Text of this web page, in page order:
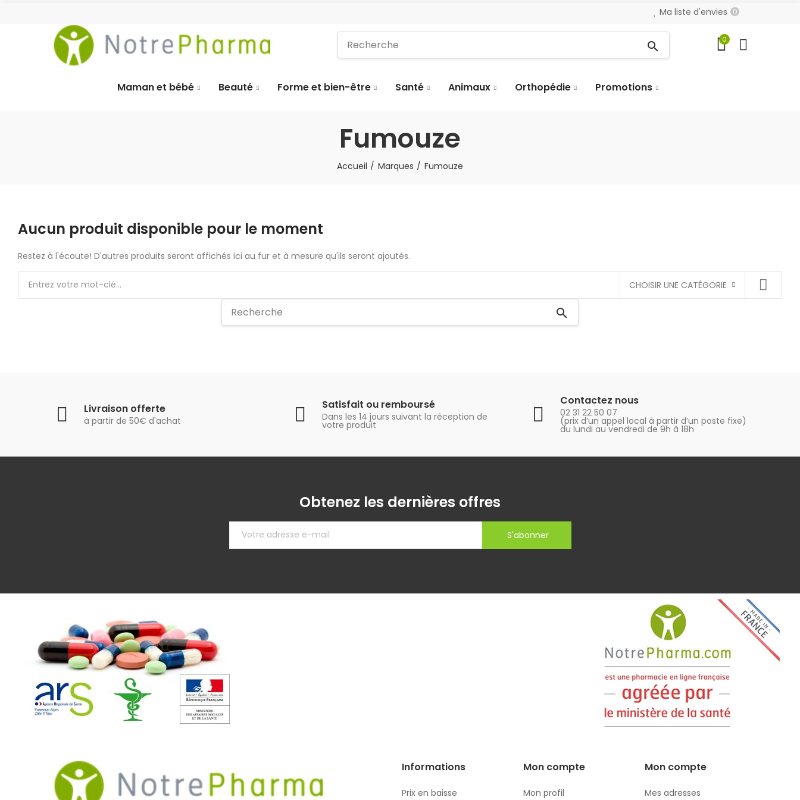
Ma liste d'envies 0
search 0
Maman et bébé Beauté Forme et bien-être Santé Animaux Orthopédie Promotions
Fumouze
Accueil Marques Fumouze
Aucun produit disponible pour le moment
Restez à l'écoute! D'autres produits seront affichés ici au fur et à mesure qu'ils seront ajoutés.
CHOISIR UNE CATÉGORIE
search
Livraison offerte
à partir de 50€ d'achat
Satisfait ou remboursé
Dans les 14 jours suivant la réception de
votre produit
Contactez nous
02 31 22 50 07
(prix d’un appel local à partir d’un poste fixe)
du lundi au vendredi de 9h à 18h
Obtenez les dernières offres
S'abonner
Informations
Prix en baisse
Mon compte
Mon profil
Mon compte
Mes adresses